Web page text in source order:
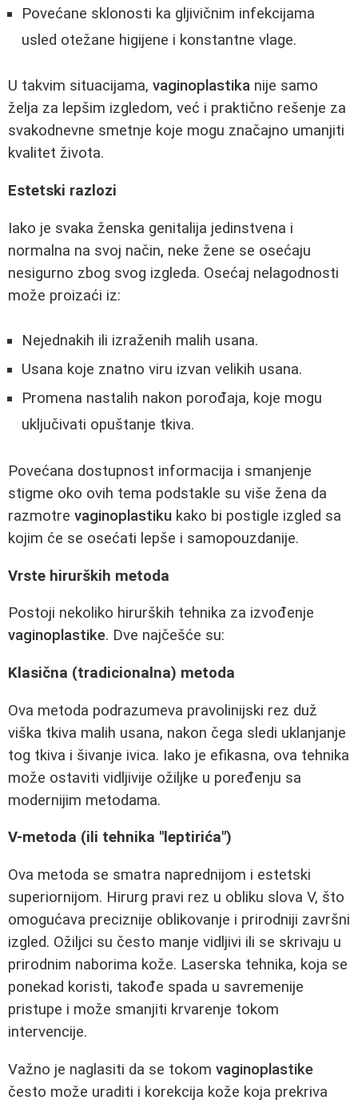
Povećane sklonosti ka gljivičnim infekcijama
usled otežane higijene i konstantne vlage.
U takvim situacijama, vaginoplastika nije samo
želja za lepšim izgledom, već i praktično rešenje za
svakodnevne smetnje koje mogu značajno umanjiti
kvalitet života.
Estetski razlozi
Iako je svaka ženska genitalija jedinstvena i
normalna na svoj način, neke žene se osećaju
nesigurno zbog svog izgleda. Osećaj nelagodnosti
može proizaći iz:
Nejednakih ili izraženih malih usana.
Usana koje znatno viru izvan velikih usana.
Promena nastalih nakon porođaja, koje mogu
uključivati opuštanje tkiva.
Povećana dostupnost informacija i smanjenje
stigme oko ovih tema podstakle su više žena da
razmotre vaginoplastiku kako bi postigle izgled sa
kojim će se osećati lepše i samopouzdanije.
Vrste hirurških metoda
Postoji nekoliko hirurških tehnika za izvođenje
vaginoplastike. Dve najčešće su:
Klasična (tradicionalna) metoda
Ova metoda podrazumeva pravolinijski rez duž
viška tkiva malih usana, nakon čega sledi uklanjanje
tog tkiva i šivanje ivica. Iako je efikasna, ova tehnika
može ostaviti vidljivije ožiljke u poređenju sa
modernijim metodama.
V-metoda (ili tehnika "leptirića")
Ova metoda se smatra naprednijom i estetski
superiornijom. Hirurg pravi rez u obliku slova V, što
omogućava preciznije oblikovanje i prirodniji završni
izgled. Ožiljci su često manje vidljivi ili se skrivaju u
prirodnim naborima kože. Laserska tehnika, koja se
ponekad koristi, takođe spada u savremenije
pristupe i može smanjiti krvarenje tokom
intervencije.
Važno je naglasiti da se tokom vaginoplastike
često može uraditi i korekcija kože koja prekriva